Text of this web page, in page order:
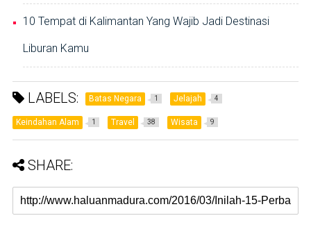
10 Tempat di Kalimantan Yang Wajib Jadi Destinasi
Liburan Kamu
LABELS: Batas Negara 1 Jelajah 4
Keindahan Alam 1 Travel 38 Wisata 9
SHARE: